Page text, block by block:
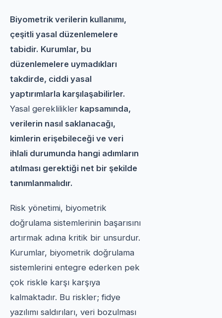
Biyometrik verilerin kullanımı,
çeşitli yasal düzenlemelere
tabidir. Kurumlar, bu
düzenlemelere uymadıkları
takdirde, ciddi yasal
yaptırımlarla karşılaşabilirler.
Yasal gereklilikler kapsamında,
verilerin nasıl saklanacağı,
kimlerin erişebileceği ve veri
ihlali durumunda hangi adımların
atılması gerektiği net bir şekilde
tanımlanmalıdır.
Risk yönetimi, biyometrik
doğrulama sistemlerinin başarısını
artırmak adına kritik bir unsurdur.
Kurumlar, biyometrik doğrulama
sistemlerini entegre ederken pek
çok riskle karşı karşıya
kalmaktadır. Bu riskler; fidye
yazılımı saldırıları, veri bozulması